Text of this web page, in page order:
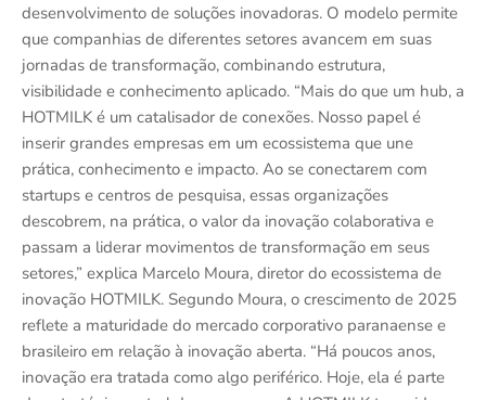
desenvolvimento de soluções inovadoras. O modelo permite
que companhias de diferentes setores avancem em suas
jornadas de transformação, combinando estrutura,
visibilidade e conhecimento aplicado. “Mais do que um hub, a
HOTMILK é um catalisador de conexões. Nosso papel é
inserir grandes empresas em um ecossistema que une
prática, conhecimento e impacto. Ao se conectarem com
startups e centros de pesquisa, essas organizações
descobrem, na prática, o valor da inovação colaborativa e
passam a liderar movimentos de transformação em seus
setores,” explica Marcelo Moura, diretor do ecossistema de
inovação HOTMILK. Segundo Moura, o crescimento de 2025
reflete a maturidade do mercado corporativo paranaense e
brasileiro em relação à inovação aberta. “Há poucos anos,
inovação era tratada como algo periférico. Hoje, ela é parte